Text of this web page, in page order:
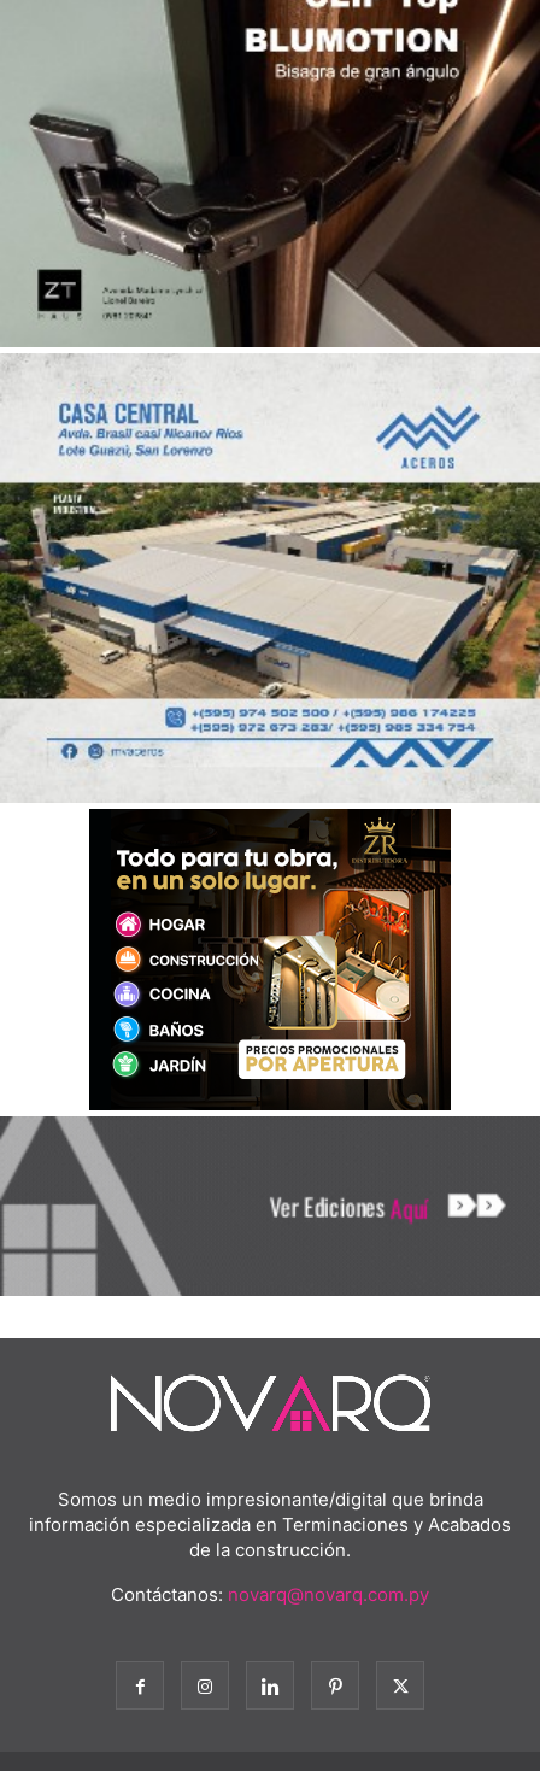
Somos un medio impresionante/digital que brinda
información especializada en Terminaciones y Acabados
de la construcción.
Contáctanos: novarq@novarq.com.py